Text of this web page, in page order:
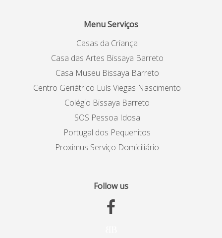
Menu Serviços
Casas da Criança
Casa das Artes Bissaya Barreto
Casa Museu Bissaya Barreto
Centro Geriátrico Luís Viegas Nascimento
Colégio Bissaya Barreto
SOS Pessoa Idosa
Portugal dos Pequenitos
Proximus Serviço Domiciliário
Follow us